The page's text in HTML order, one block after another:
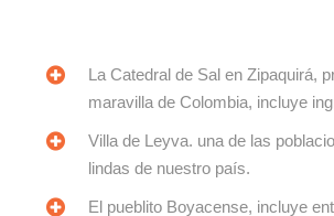
La Catedral de Sal en Zipaquirá,
maravilla de Colombia, incluye
Villa de Leyva. una de las
lindas de nuestro país.
El pueblito Boyacense, incluye